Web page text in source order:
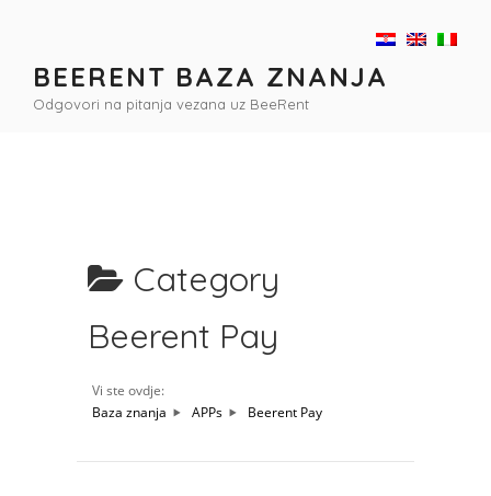
sadržajBEERENT BAZA ZNANJA
Odgovori na pitanja vezana uz BeeRent
Category
Beerent Pay
Vi ste ovdje:
Baza znanja
APPs Beerent Pay